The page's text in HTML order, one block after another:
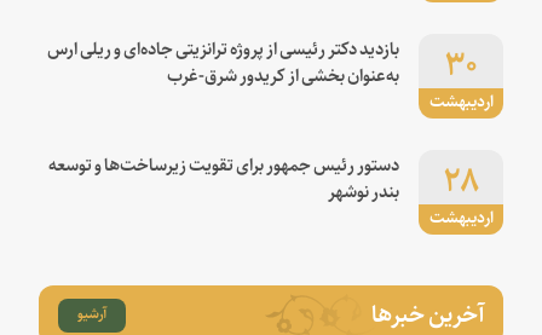
اردیبهشت
۳۰
بازدید دکتر رئیسی از پروژه ترانزیتی جاده‌ای و ریلی ارس
به‌عنوان بخشی از کریدور شرق-غرب
اردیبهشت
۲۸
دستور رئیس جمهور برای تقویت زیرساخت‌ها و توسعه
بندر نوشهر
آخرین خبرها آرشیو